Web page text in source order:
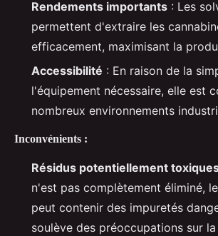
Rendements importants : Les
permettent d'extraire les
efficacement, maximisant la
Accessibilité : En raison de la
l'équipement nécessaire, elle est
nombreux environnements
Inconvénients :
Résidus potentiellement
n'est pas complètement éliminé,
peut contenir des impuretés
soulève des préoccupations sur la